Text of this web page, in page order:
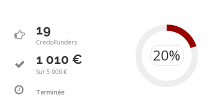
19
CredoFunders
1 010 €
Sur 5 000 €
Terminée